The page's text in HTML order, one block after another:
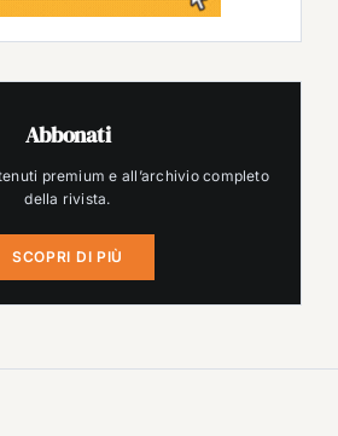
Abbonati
premium e all’archivio completo
della rivista.
SCOPRI DI PIÙ